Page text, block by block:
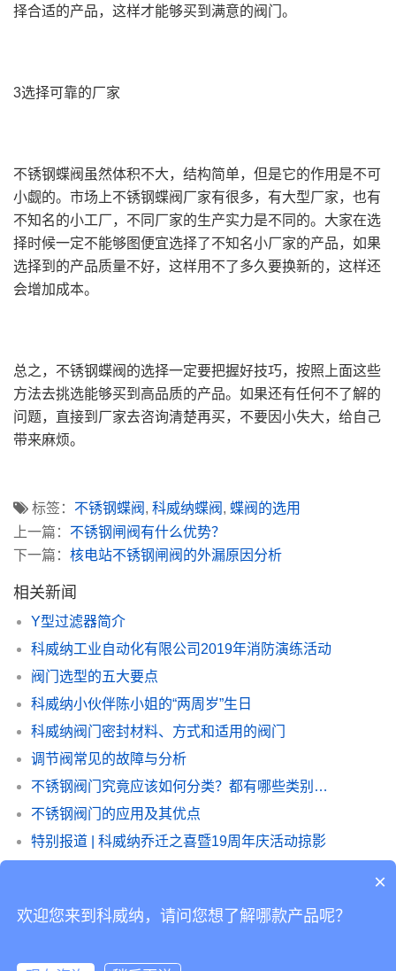
择合适的产品，这样才能够买到满意的阀门。
3选择可靠的厂家
不锈钢蝶阀虽然体积不大，结构简单，但是它的作用是不可
小觑的。市场上不锈钢蝶阀厂家有很多，有大型厂家，也有
不知名的小工厂，不同厂家的生产实力是不同的。大家在选
择时候一定不能够图便宜选择了不知名小厂家的产品，如果
选择到的产品质量不好，这样用不了多久要换新的，这样还
会增加成本。
总之，不锈钢蝶阀的选择一定要把握好技巧，按照上面这些
方法去挑选能够买到高品质的产品。如果还有任何不了解的
问题，直接到厂家去咨询清楚再买，不要因小失大，给自己
带来麻烦。
标签： 不锈钢蝶阀 , 科威纳蝶阀 , 蝶阀的选用
上一篇： 不锈钢闸阀有什么优势？
下一篇： 核电站不锈钢闸阀的外漏原因分析
相关新闻
Y型过滤器简介
科威纳工业自动化有限公司2019年消防演练活动
阀门选型的五大要点
科威纳小伙伴陈小姐的“两周岁”生日
科威纳阀门密封材料、方式和适用的阀门
调节阀常见的故障与分析
不锈钢阀门究竟应该如何分类？都有哪些类别？读完你就知道了
不锈钢阀门的应用及其优点
特别报道 | 科威纳乔迁之喜暨19周年庆活动掠影
Copyright © 2019 版权所有粤ICP备14038760号-2
×
欢迎您来到科威纳，请问您想了解哪款产品呢？